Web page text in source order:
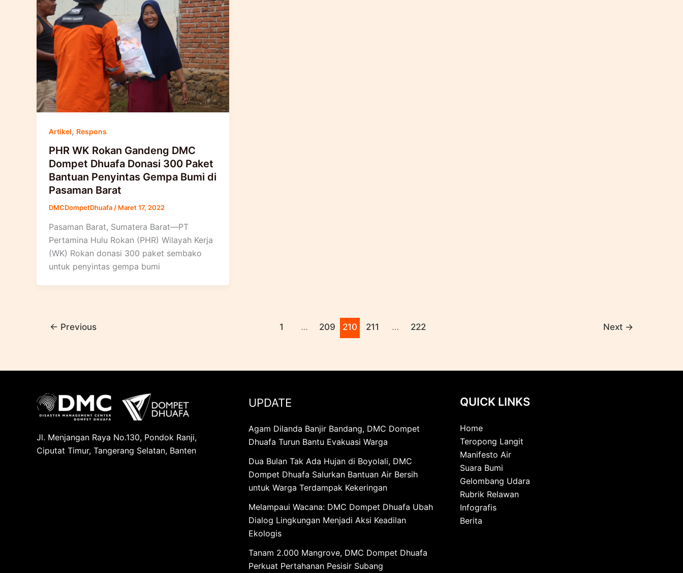
Artikel, Respons
PHR WK Rokan Gandeng DMC
Dompet Dhuafa Donasi 300 Paket
Bantuan Penyintas Gempa Bumi di
Pasaman Barat
DMCDompetDhuafa/ Maret 17, 2022
Pasaman Barat, Sumatera Barat—PT
Pertamina Hulu Rokan (PHR) Wilayah Kerja
(WK) Rokan donasi 300 paket sembako
untuk penyintas gempa bumi
← Previous 1 … 209 210 211 … 222 Next →
Jl. Menjangan Raya No.130, Pondok Ranji,
Ciputat Timur, Tangerang Selatan, Banten
UPDATE
Agam Dilanda Banjir Bandang, DMC Dompet
Dhuafa Turun Bantu Evakuasi Warga
Dua Bulan Tak Ada Hujan di Boyolali, DMC
Dompet Dhuafa Salurkan Bantuan Air Bersih
untuk Warga Terdampak Kekeringan
Melampaui Wacana: DMC Dompet Dhuafa Ubah
Dialog Lingkungan Menjadi Aksi Keadilan
Ekologis
Tanam 2.000 Mangrove, DMC Dompet Dhuafa
Perkuat Pertahanan Pesisir Subang
QUICK LINKS
Home
Teropong Langit
Manifesto Air
Suara Bumi
Gelombang Udara
Rubrik Relawan
Infografis
Berita